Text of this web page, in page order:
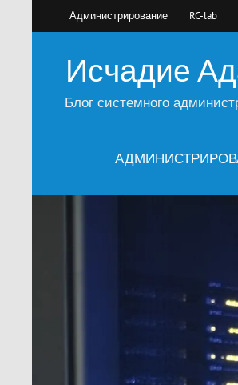
content
Администрирование RC-lab
Исчадие
Блог системного